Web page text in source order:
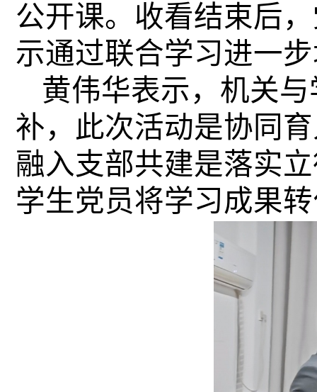
公开课。收看结束后
示通过联合学习进一
黄伟华表示，机关
补，此次活动是协同
融入支部共建是落实
学生党员将学习成果